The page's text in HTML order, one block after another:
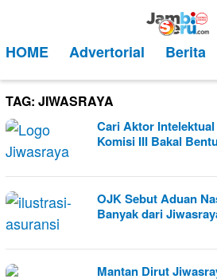
kontenMobile
HOME Advertorial Berita
TAG: JIWASRAYA
Cari Aktor
Komisi III Bakal
OJK Sebut Aduan
Banyak dari
Mantan Dirut